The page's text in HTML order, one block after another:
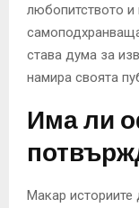
любопитството
става дума за
намира своята
Има ли
Макар историите